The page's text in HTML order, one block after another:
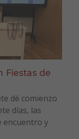
Fiestas de
dé comienzo
días, las
encuentro y